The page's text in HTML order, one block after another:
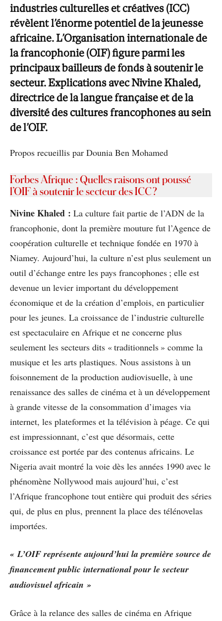
industries culturelles et créatives (ICC)
révèlent l’énorme potentiel de la jeunesse
africaine. L’Organisation internationale de
la francophonie (OIF) figure parmi les
principaux bailleurs de fonds à soutenir le
secteur. Explications avec Nivine Khaled,
directrice de la langue française et de la
diversité des cultures francophones au sein
de l’OIF.
Propos recueillis par Dounia Ben Mohamed
Forbes Afrique : Quelles raisons ont poussé
l’OIF à soutenir le secteur des ICC ?
Nivine Khaled : La culture fait partie de l’ADN de la
francophonie, dont la première mouture fut l’Agence de
coopération culturelle et technique fondée en 1970 à
Niamey. Aujourd’hui, la culture n’est plus seulement un
outil d’échange entre les pays francophones ; elle est
devenue un levier important du développement
économique et de la création d’emplois, en particulier
pour les jeunes. La croissance de l’industrie culturelle
est spectaculaire en Afrique et ne concerne plus
seulement les secteurs dits « traditionnels » comme la
musique et les arts plastiques. Nous assistons à un
foisonnement de la production audiovisuelle, à une
renaissance des salles de cinéma et à un développement
à grande vitesse de la consommation d’images via
internet, les plateformes et la télévision à péage. Ce qui
est impressionnant, c’est que désormais, cette
croissance est portée par des contenus africains. Le
Nigeria avait montré la voie dès les années 1990 avec le
phénomène Nollywood mais aujourd’hui, c’est
l’Afrique francophone tout entière qui produit des séries
qui, de plus en plus, prennent la place des télénovelas
importées.
« L’OIF représente aujourd’hui la première source de
financement public international pour le secteur
audiovisuel africain »
Grâce à la relance des salles de cinéma en Afrique